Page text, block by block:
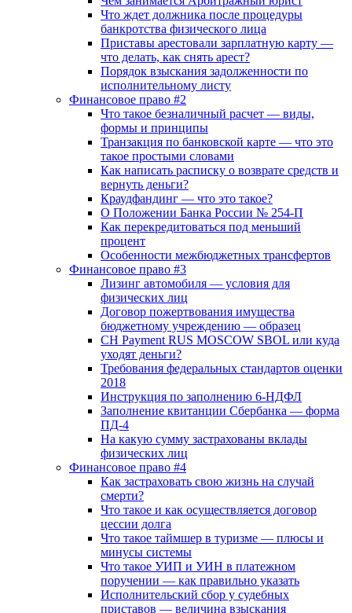
Что ждет должника после процедуры
банкротства физического лица
Приставы арестовали зарплатную карту —
что делать, как снять арест?
Порядок взыскания задолженности по
исполнительному листу
Финансовое право #2
Что такое безналичный расчет — виды,
формы и принципы
Транзакция по банковской карте — что это
такое простыми словами
Как написать расписку о возврате средств и
вернуть деньги?
Краудфандинг — что это такое?
О Положении Банка России № 254-П
Как перекредитоваться под меньший
процент
Особенности межбюджетных трансфертов
Финансовое право #3
Лизинг автомобиля — условия для
физических лиц
Договор пожертвования имущества
бюджетному учреждению — образец
CH Payment RUS MOSCOW SBOL или куда
уходят деньги?
Требования федеральных стандартов оценки
2018
Инструкция по заполнению 6-НДФЛ
Заполнение квитанции Сбербанка — форма
ПД-4
На какую сумму застрахованы вклады
физических лиц
Финансовое право #4
Как застраховать свою жизнь на случай
смерти?
Что такое и как осуществляется договор
цессии долга
Что такое таймшер в туризме — плюсы и
минусы системы
Что такое УИП и УИН в платежном
поручении — как правильно указать
Исполнительский сбор у судебных
приставов — величина взыскания